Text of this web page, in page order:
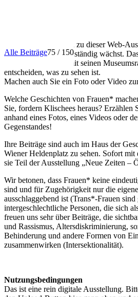
Herzlich willkommen zu dieser Web-
Beiträge entsteht und ständig wächst.
Österreich öffnet damit seinen
entscheiden, was zu sehen ist.
Machen auch Sie ein Foto oder Video
Welche Geschichten von Frauen*
Sie, fordern Klischees heraus? Erzählen
anhand eines Fotos, eines Videos oder
Gegenstandes!
Ihre Beiträge sind auch im Haus der
Wiener Heldenplatz zu sehen. Sofort
sie Teil der Ausstellung „Neue Zeiten –
Wir betonen, dass Frauen* keine
sind und für Zugehörigkeit nur die
ausschlaggebend ist (Trans*-Frauen
intergeschlechtliche Personen, die sich
freuen uns sehr über Beiträge, die
und Rassismus, Altersdiskriminierung,
Behinderung und andere Formen von
zusammenwirken (Intersektionalität).
Nutzungsbedingungen
Das ist eine rein digitale Ausstellung.
Alle Beiträge75 / 150